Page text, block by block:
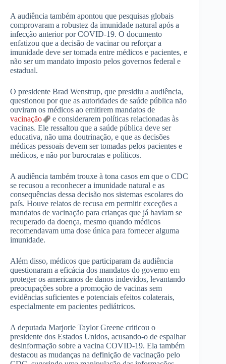
A audiência também apontou que pesquisas globais
comprovaram a robustez da imunidade natural após a
infecção anterior por COVID-19. O documento
enfatizou que a decisão de vacinar ou reforçar a
imunidade deve ser tomada entre médicos e pacientes, e
não ser um mandato imposto pelos governos federal e
estadual.
O presidente Brad Wenstrup, que presidiu a audiência,
questionou por que as autoridades de saúde pública não
ouviram os médicos ao emitirem mandatos de
vacinação
e considerarem políticas relacionadas às
vacinas. Ele ressaltou que a saúde pública deve ser
educativa, não uma doutrinação, e que as decisões
médicas pessoais devem ser tomadas pelos pacientes e
médicos, e não por burocratas e políticos.
A audiência também trouxe à tona casos em que o CDC
se recusou a reconhecer a imunidade natural e as
consequências dessa decisão nos sistemas escolares do
país. Houve relatos de recusa em permitir exceções a
mandatos de vacinação para crianças que já haviam se
recuperado da doença, mesmo quando médicos
recomendavam uma dose única para fornecer alguma
imunidade.
Além disso, médicos que participaram da audiência
questionaram a eficácia dos mandatos do governo em
proteger os americanos de danos indevidos, levantando
preocupações sobre a promoção de vacinas sem
evidências suficientes e potenciais efeitos colaterais,
especialmente em pacientes pediátricos.
A deputada Marjorie Taylor Greene criticou o
presidente dos Estados Unidos, acusando-o de espalhar
desinformação sobre a vacina COVID-19. Ela também
destacou as mudanças na definição de vacinação pelo